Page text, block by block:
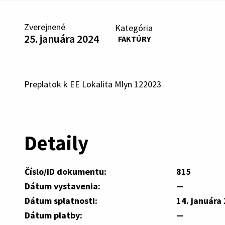
Zverejnené
25. januára 2024
Kategória
FAKTÚRY
Preplatok k EE Lokalita Mlyn 122023
Detaily
Číslo/ID dokumentu:
815
Dátum vystavenia:
—
Dátum splatnosti:
14. januára
Dátum platby:
—